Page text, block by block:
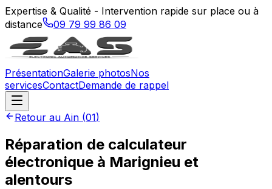
Expertise & Qualité - Intervention rapide sur place ou à
distance
09 79 99 86 09
PrésentationGalerie photosNos
servicesContactDemande de rappel
Retour au Ain (01)
Réparation de calculateur
électronique à Marignieu et
alentours